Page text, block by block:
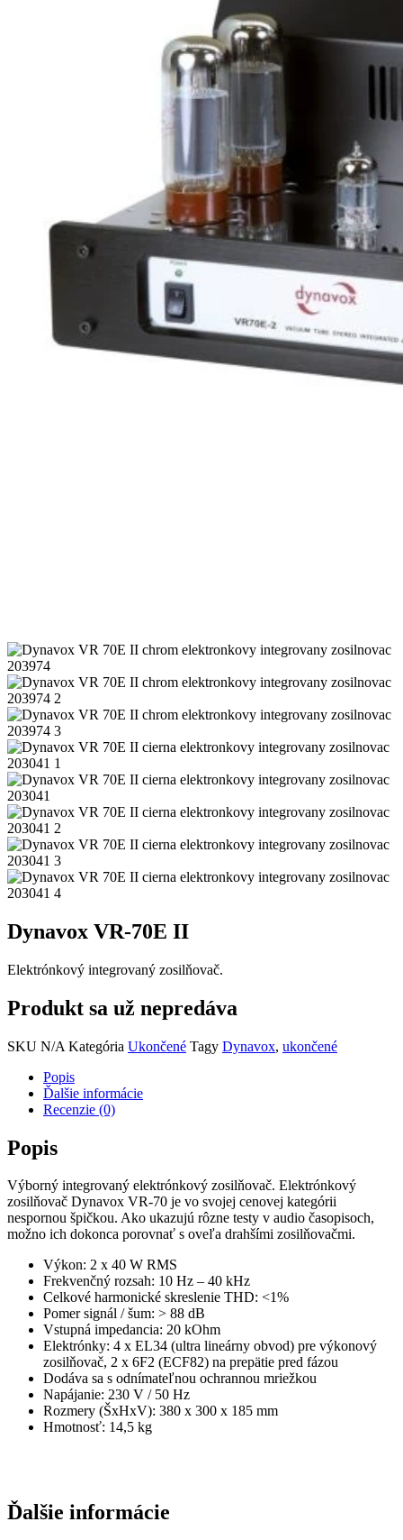
Dynavox VR-70E II
Elektrónkový integrovaný zosilňovač.
Produkt sa už nepredáva
SKU N/A Kategória Ukončené Tagy Dynavox, ukončené
Popis
Ďalšie informácie
Recenzie (0)
Popis
Výborný integrovaný elektrónkový zosilňovač. Elektrónkový
zosilňovač Dynavox VR-70 je vo svojej cenovej kategórii
nespornou špičkou. Ako ukazujú rôzne testy v audio časopisoch,
možno ich dokonca porovnať s oveľa drahšími zosilňovačmi.
Výkon: 2 x 40 W RMS
Frekvenčný rozsah: 10 Hz – 40 kHz
Celkové harmonické skreslenie THD: <1%
Pomer signál / šum: > 88 dB
Vstupná impedancia: 20 kOhm
Elektrónky: 4 x EL34 (ultra lineárny obvod) pre výkonový
zosilňovač, 2 x 6F2 (ECF82) na prepätie pred fázou
Dodáva sa s odnímateľnou ochrannou mriežkou
Napájanie: 230 V / 50 Hz
Rozmery (ŠxHxV): 380 x 300 x 185 mm
Hmotnosť: 14,5 kg
Ďalšie informácie